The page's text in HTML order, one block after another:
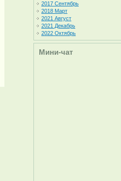
2017 Сентябрь
2018 Март
2021 Август
2021 Декабрь
2022 Октябрь
Мини-чат